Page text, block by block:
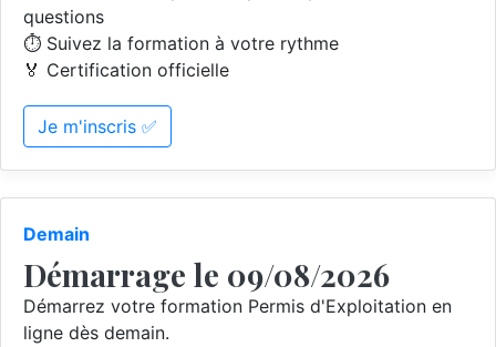
questions
⏱️ Suivez la formation à votre rythme
🏅 Certification officielle
Je m'inscris ✅
Demain
Démarrage le 09/08/2026
Démarrez votre formation Permis d'Exploitation en
ligne dès demain.